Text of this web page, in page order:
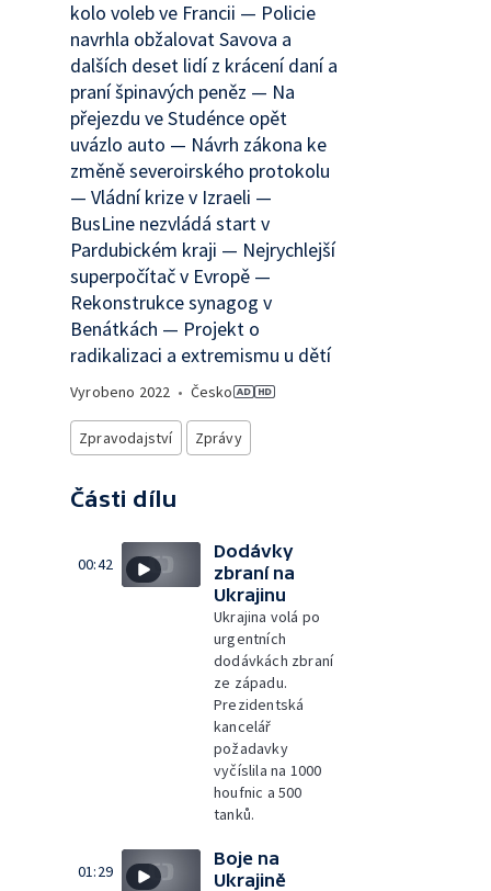
kolo voleb ve Francii — Policie
navrhla obžalovat Savova a
dalších deset lidí z krácení daní a
praní špinavých peněz — Na
přejezdu ve Studénce opět
uvázlo auto — Návrh zákona ke
změně severoirského protokolu
— Vládní krize v Izraeli —
BusLine nezvládá start v
Pardubickém kraji — Nejrychlejší
superpočítač v Evropě —
Rekonstrukce synagog v
Benátkách — Projekt o
radikalizaci a extremismu u dětí
Vyrobeno 2022 • Česko
Zpravodajství Zprávy
Části dílu
00:42
Dodávky
zbraní na
Ukrajinu
Ukrajina volá po
urgentních
dodávkách zbraní
ze západu.
Prezidentská
kancelář
požadavky
vyčíslila na 1000
houfnic a 500
tanků.
01:29
Boje na
Ukrajině